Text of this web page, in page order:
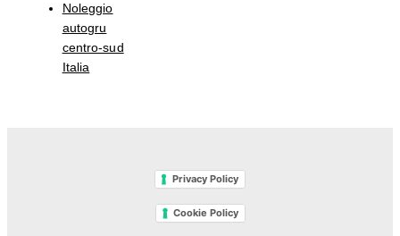
Noleggio
autogru
centro-sud
Italia
Privacy Policy
Cookie Policy